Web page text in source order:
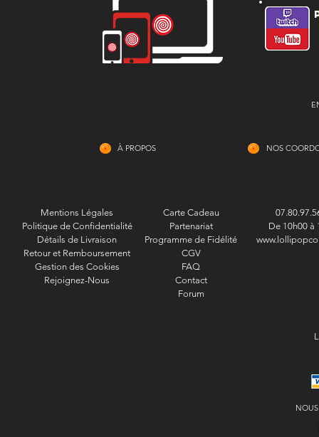
À PROPOS NOS
Mentions Légales
Politique de Confidentialité
Détails de Livraison
Retour et Remboursement
Gestion des Cookies
Rejoignez-Nous
Carte Cadeau
Partenariat
Programme de Fidélité
CGV
FAQ
Contact
Forum
De 10h00 à